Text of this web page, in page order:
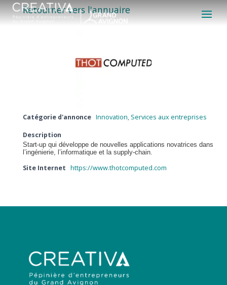
Retourner vers l'annuaire
Catégorie d'annonce Innovation, Services aux entreprises
Description
Start-up qui développe de nouvelles applications novatrices dans
l’ingénierie, l’informatique et la supply-chain.
Site Internet https://www.thotcomputed.com